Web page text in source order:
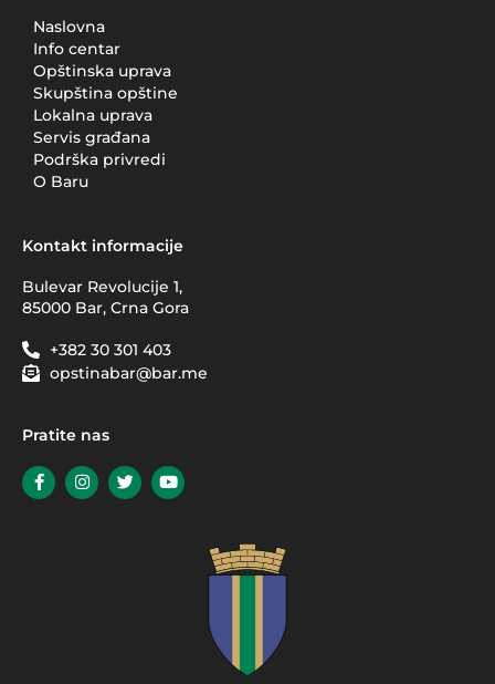
Naslovna
Info centar
Opštinska uprava
Skupština opštine
Lokalna uprava
Servis građana
Podrška privredi
O Baru
Kontakt informacije
Bulevar Revolucije 1,
85000 Bar, Crna Gora
+382 30 301 403
opstinabar@bar.me
Pratite nas